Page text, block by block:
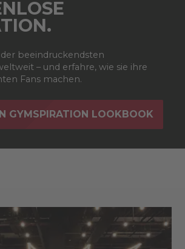
beeindruckendsten
– und erfahre, wie sie ihre
Fans machen.
GYMSPIRATION LOOKBOOK